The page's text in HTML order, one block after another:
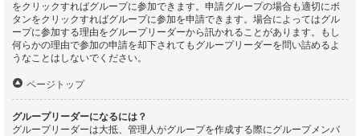
をクリックすればグループに参加できます。申請グループの場合も適切にボ
タンをクリックすればグループに参加を申請できます。場合によってはグル
ープに参加する理由をグループリーダーから訊かれることがあります。もし
何らかの理由で参加の申請を却下されてもグループリーダーを問い詰めるよ
うなことはしないでください。
ページトップ
グループリーダーになるには？
グループリーダーは大抵、管理人がグループを作成する際にグループメンバ